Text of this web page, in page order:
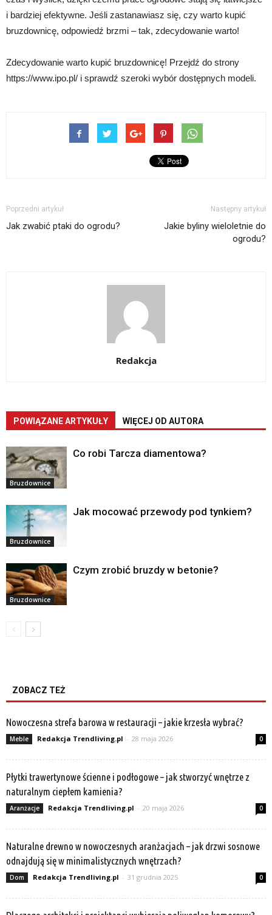
i bardziej efektywne. Jeśli zastanawiasz się, czy warto kupić
bruzdownicę, odpowiedź brzmi – tak, zdecydowanie warto!
Zdecydowanie warto kupić bruzdownicę! Przejdź do strony
https://www.ipo.pl/ i sprawdź szeroki wybór dostępnych modeli.
Poprzedni artykuł
Jak zwabić ptaki do ogrodu?
Następny artykuł
Jakie byliny wieloletnie do
ogrodu?
Redakcja
POWIĄZANE ARTYKUŁY WIĘCEJ OD AUTORA
Bruzdownice
Co robi Tarcza diamentowa?
Bruzdownice
Jak mocować przewody pod tynkiem?
Bruzdownice
Czym zrobić bruzdy w betonie?
ZOBACZ TEŻ
Nowoczesna strefa barowa w restauracji – jakie krzesła wybrać?
Meble Redakcja Trendliving.pl - 28 maja 2026 0
Płytki trawertynowe ścienne i podłogowe – jak stworzyć wnętrze z
naturalnym ciepłem kamienia?
Aranżacje Redakcja Trendliving.pl - 20 maja 2026 0
Naturalne drewno w nowoczesnych aranżacjach – jak drzwi sosnowe
odnajdują się w minimalistycznych wnętrzach?
Dom Redakcja Trendliving.pl - 31 grudnia 2025 0